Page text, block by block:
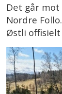
Det går
Nordre
Østli offisielt